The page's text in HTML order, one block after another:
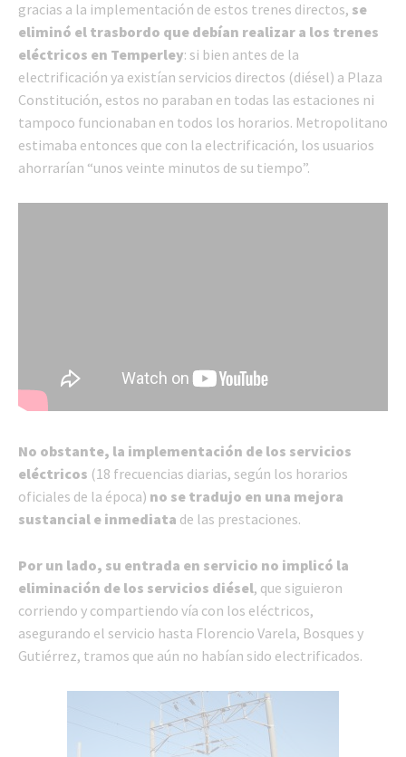
gracias a la implementación de estos trenes directos, se
eliminó el trasbordo que debían realizar a los trenes
eléctricos en Temperley: si bien antes de la
electrificación ya existían servicios directos (diésel) a Plaza
Constitución, estos no paraban en todas las estaciones ni
tampoco funcionaban en todos los horarios. Metropolitano
estimaba entonces que con la electrificación, los usuarios
ahorrarían “unos veinte minutos de su tiempo”.
No obstante, la implementación de los servicios
eléctricos (18 frecuencias diarias, según los horarios
oficiales de la época) no se tradujo en una mejora
sustancial e inmediata de las prestaciones.
Por un lado, su entrada en servicio no implicó la
eliminación de los servicios diésel, que siguieron
corriendo y compartiendo vía con los eléctricos,
asegurando el servicio hasta Florencio Varela, Bosques y
Gutiérrez, tramos que aún no habían sido electrificados.